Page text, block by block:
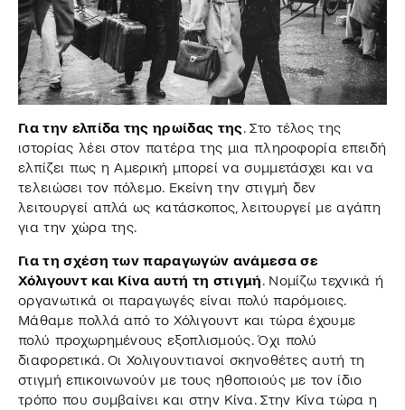
Για την ελπίδα της ηρωίδας της. Στο τέλος της
ιστορίας λέει στον πατέρα της μια πληροφορία επειδή
ελπίζει πως η Αμερική μπορεί να συμμετάσχει και να
τελειώσει τον πόλεμο. Εκείνη την στιγμή δεν
λειτουργεί απλά ως κατάσκοπος, λειτουργεί με αγάπη
για την χώρα της.
Για τη σχέση των παραγωγών ανάμεσα σε
Χόλιγουντ και Κίνα αυτή τη στιγμή. Νομίζω τεχνικά ή
οργανωτικά οι παραγωγές είναι πολύ παρόμοιες.
Μάθαμε πολλά από το Χόλιγουντ και τώρα έχουμε
πολύ προχωρημένους εξοπλισμούς. Όχι πολύ
διαφορετικά. Οι Χολιγουντιανοί σκηνοθέτες αυτή τη
στιγμή επικοινωνούν με τους ηθοποιούς με τον ίδιο
τρόπο που συμβαίνει και στην Κίνα. Στην Κίνα τώρα η